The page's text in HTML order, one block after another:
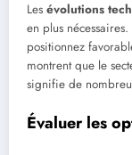
Les évolutions
en plus
positionnez
montrent que le
signifie de
Évaluer les